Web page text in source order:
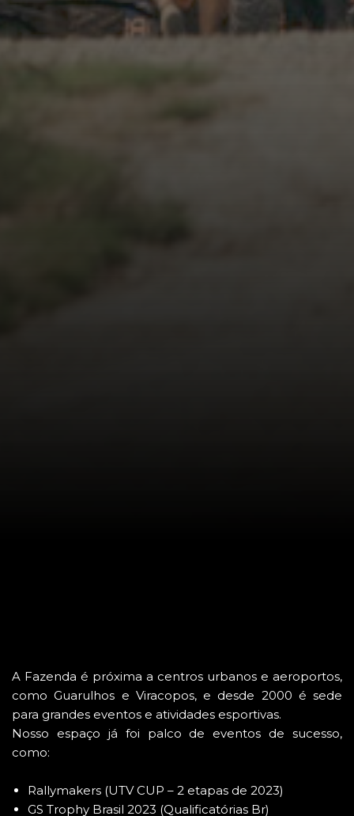
A Fazenda é próxima a centros urbanos e aeroportos,
como Guarulhos e Viracopos, e desde 2000 é sede
para grandes eventos e atividades esportivas.
Nosso espaço já foi palco de eventos de sucesso,
como:
Rallymakers (UTV CUP – 2 etapas de 2023)
GS Trophy Brasil 2023 (Qualificatórias Br)